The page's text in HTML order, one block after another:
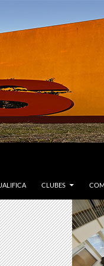
CLUBES